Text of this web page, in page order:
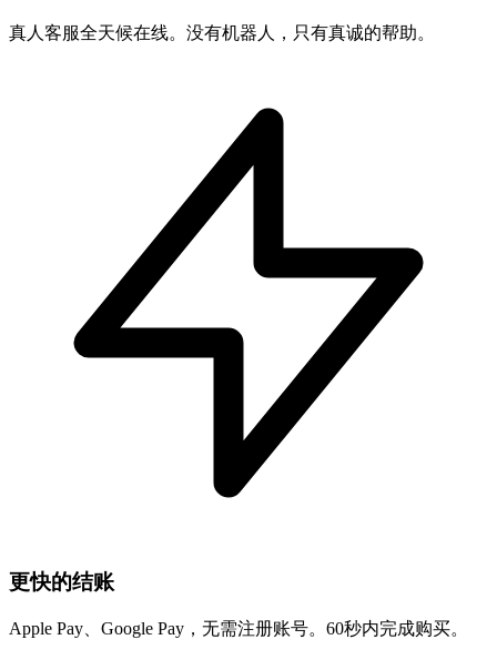
真人客服全天候在线。没有机器人，只有真诚的帮助。
更快的结账
Apple Pay、Google Pay，无需注册账号。60秒内完成购买。